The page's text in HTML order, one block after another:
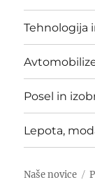
Tehnologija
Posel in
Lepota,
Naše novice